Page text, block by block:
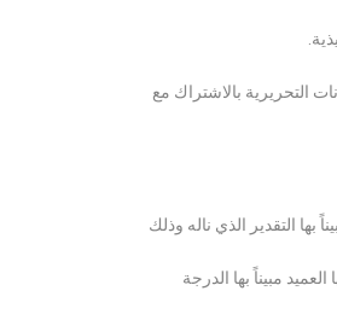
التحريرية بالاشتراك مع
التقدير الذي ناله وذلك
مبيناً بها الدرجة